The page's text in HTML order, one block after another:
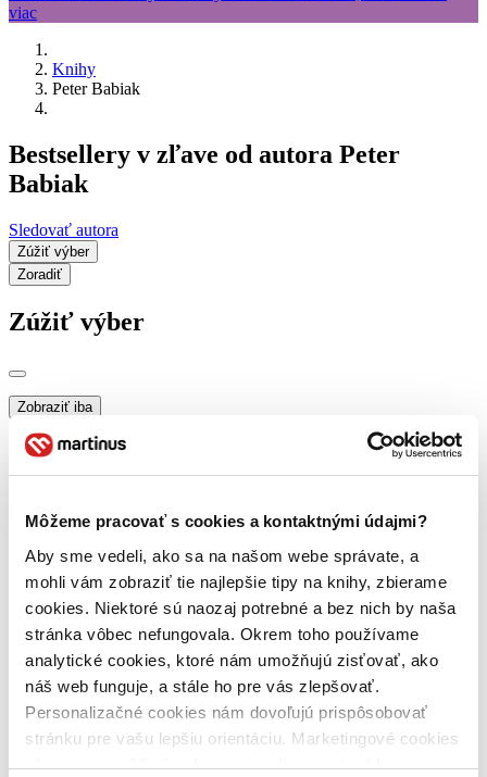
Môžeme pracovať s cookies a kontaktnými údajmi?
Aby sme vedeli, ako sa na našom webe správate, a
mohli vám zobraziť tie najlepšie tipy na knihy, zbierame
cookies. Niektoré sú naozaj potrebné a bez nich by naša
stránka vôbec nefungovala. Okrem toho používame
analytické cookies, ktoré nám umožňujú zisťovať, ako
náš web funguje, a stále ho pre vás zlepšovať.
Personalizačné cookies nám dovoľujú prispôsobovať
stránku pre vašu lepšiu orientáciu. Marketingové cookies
nám zas umožňujú zobrazenie relevantnej reklamy.
Knihy
Peter Babiak
Bestsellery v zľave od autora Peter
Babiak
Sledovať autora
Zúžiť výber
Zoradiť
Zúžiť výber
Zobraziť iba
zľavnené tituly (0 titulov)
na centrálnom sklade (0 titulov)
na centrálnom sklade
predpredaj (0 titulov)
pripravujeme (0 titulov)pripravujeme
dostupná (bez vypredaných) (0 titulov)dostupná (bez
vypredaných)
Nové / čítané
nová (0 titulov)nová
čítaná (0 titulov)čítaná
čítaná - výborný stav (0 titulov)čítaná - výborný stav
čítaná - mierne opotrebovaná (0 titulov)
čítaná - mierne
opotrebovaná
čítané verzie vypredaných kníh (0 titulov)čítané verzie